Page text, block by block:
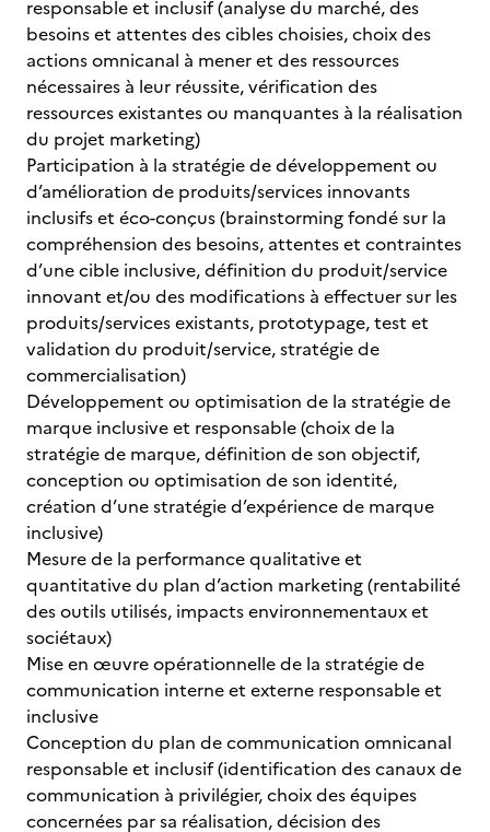
responsable et inclusif (analyse du marché, des
besoins et attentes des cibles choisies, choix des
actions omnicanal à mener et des ressources
nécessaires à leur réussite, vérification des
ressources existantes ou manquantes à la réalisation
du projet marketing)
Participation à la stratégie de développement ou
d’amélioration de produits/services innovants
inclusifs et éco-conçus (brainstorming fondé sur la
compréhension des besoins, attentes et contraintes
d’une cible inclusive, définition du produit/service
innovant et/ou des modifications à effectuer sur les
produits/services existants, prototypage, test et
validation du produit/service, stratégie de
commercialisation)
Développement ou optimisation de la stratégie de
marque inclusive et responsable (choix de la
stratégie de marque, définition de son objectif,
conception ou optimisation de son identité,
création d’une stratégie d’expérience de marque
inclusive)
Mesure de la performance qualitative et
quantitative du plan d’action marketing (rentabilité
des outils utilisés, impacts environnementaux et
sociétaux)
Mise en œuvre opérationnelle de la stratégie de
communication interne et externe responsable et
inclusive
Conception du plan de communication omnicanal
responsable et inclusif (identification des canaux de
communication à privilégier, choix des équipes
concernées par sa réalisation, décision des